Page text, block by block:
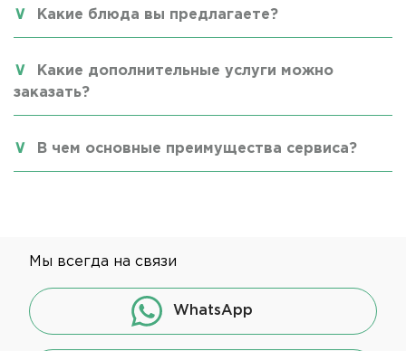
Какие блюда вы предлагаете?
Какие дополнительные услуги можно
заказать?
В чем основные преимущества сервиса?
Мы всегда на связи
WhatsApp